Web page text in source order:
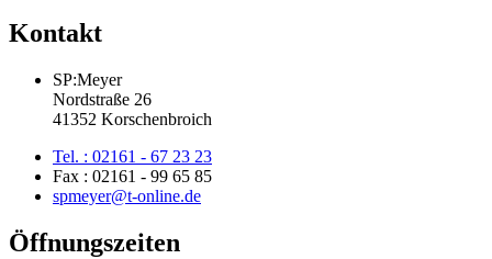
Kontakt
SP:Meyer
Nordstraße 26
41352 Korschenbroich
Tel. : 02161 - 67 23 23
Fax : 02161 - 99 65 85
spmeyer@t-online.de
Öffnungszeiten